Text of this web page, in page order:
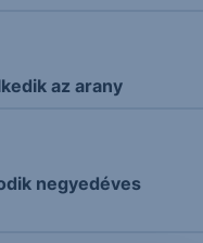
az arany
negyedéves